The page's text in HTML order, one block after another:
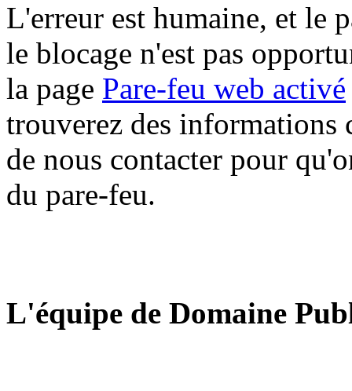
L'erreur est humaine, et le
le blocage n'est pas
la page Pare-feu web activé
trouverez des informations
de nous contacter pour
du pare-feu.
L'équipe de Domaine